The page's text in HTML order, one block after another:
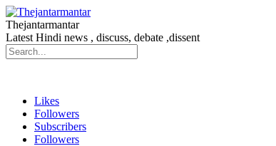
Thejantarmantar
Latest Hindi news , discuss, debate ,dissent
Likes
Followers
Subscribers
Followers